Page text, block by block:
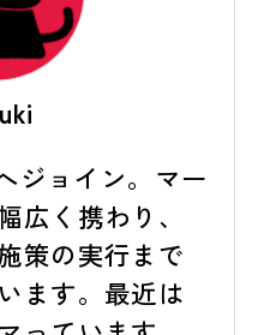
ジョイン。マー
広く携わり、
策の実行まで
ます。最近は